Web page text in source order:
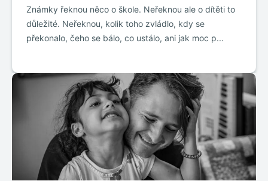
Známky řeknou něco o škole. Neřeknou ale o dítěti to
důležité. Neřeknou, kolik toho zvládlo, kdy se
překonalo, čeho se bálo, co ustálo, ani jak moc p...